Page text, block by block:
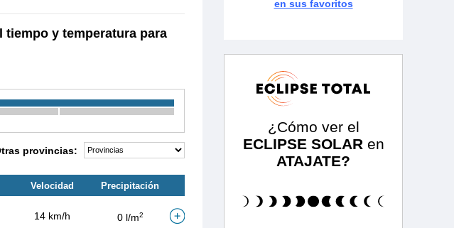
tiempo y temperatura para
provincias:
Velocidad Precipitación
14 km/h 0 l/m2
en sus favoritos
¿Cómo ver el
ECLIPSE SOLAR en
ATAJATE?